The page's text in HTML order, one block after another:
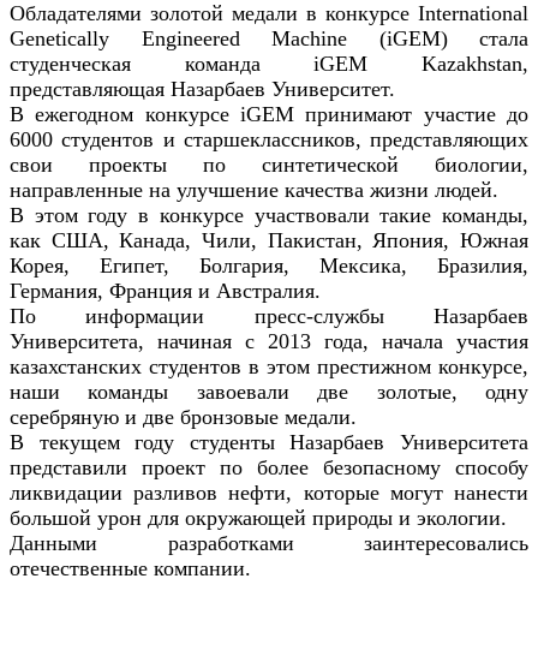
Обладателями золотой медали в конкурсе International
Genetically Engineered Machine (iGEM) стала
студенческая команда iGEM Kazakhstan,
представляющая Назарбаев Университет.
В ежегодном конкурсе iGEM принимают участие до
6000 студентов и старшеклассников, представляющих
свои проекты по синтетической биологии,
направленные на улучшение качества жизни людей.
В этом году в конкурсе участвовали такие команды,
как США, Канада, Чили, Пакистан, Япония, Южная
Корея, Египет, Болгария, Мексика, Бразилия,
Германия, Франция и Австралия.
По информации пресс-службы Назарбаев
Университета, начиная с 2013 года, начала участия
казахстанских студентов в этом престижном конкурсе,
наши команды завоевали две золотые, одну
серебряную и две бронзовые медали.
В текущем году студенты Назарбаев Университета
представили проект по более безопасному способу
ликвидации разливов нефти, которые могут нанести
большой урон для окружающей природы и экологии.
Данными разработками заинтересовались
отечественные компании.